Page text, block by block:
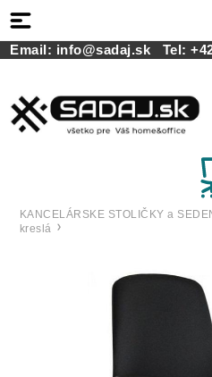
Email: info@sadaj.sk Tel:
KANCELÁRSKE STOLIČKY a
kreslá